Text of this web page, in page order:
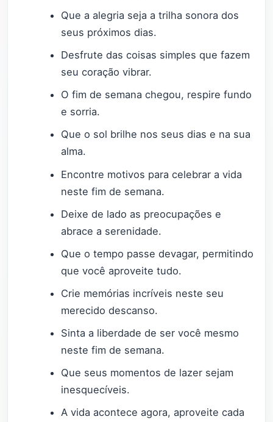
Que a alegria seja a trilha sonora dos
seus próximos dias.
Desfrute das coisas simples que fazem
seu coração vibrar.
O fim de semana chegou, respire fundo
e sorria.
Que o sol brilhe nos seus dias e na sua
alma.
Encontre motivos para celebrar a vida
neste fim de semana.
Deixe de lado as preocupações e
abrace a serenidade.
Que o tempo passe devagar, permitindo
que você aproveite tudo.
Crie memórias incríveis neste seu
merecido descanso.
Sinta a liberdade de ser você mesmo
neste fim de semana.
Que seus momentos de lazer sejam
inesquecíveis.
A vida acontece agora, aproveite cada